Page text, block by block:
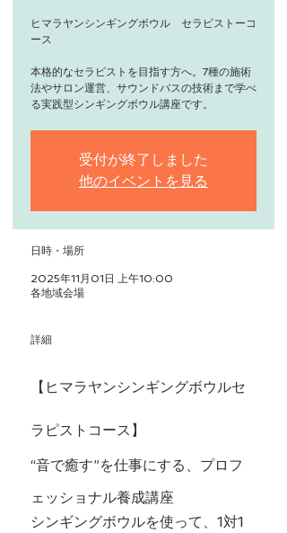
ヒマラヤンシンギングボウル セラピストーコ
ース
本格的なセラピストを目指す方へ。7種の施術
法やサロン運営、サウンドバスの技術まで学べ
る実践型シンギングボウル講座です。
受付が終了しました
他のイベントを見る
日時・場所
2025年11月01日 上午10:00
各地域会場
詳細
【ヒマラヤンシンギングボウルセ
ラピストコース】
“音で癒す”を仕事にする、プロフ
ェッショナル養成講座
シンギングボウルを使って、1対1